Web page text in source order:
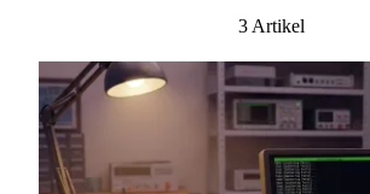
3 Artikel